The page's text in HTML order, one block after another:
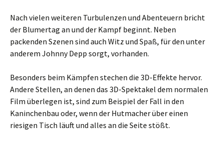
Nach vielen weiteren Turbulenzen und Abenteuern bricht
der Blumertag an und der Kampf beginnt. Neben
packenden Szenen sind auch Witz und Spaß, für den unter
anderem Johnny Depp sorgt, vorhanden.
Besonders beim Kämpfen stechen die 3D-Effekte hervor.
Andere Stellen, an denen das 3D-Spektakel dem normalen
Film überlegen ist, sind zum Beispiel der Fall in den
Kaninchenbau oder, wenn der Hutmacher über einen
riesigen Tisch läuft und alles an die Seite stößt.